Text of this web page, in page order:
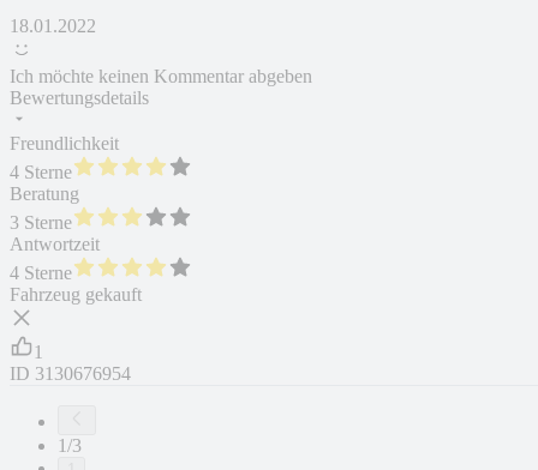
18.01.2022
Ich möchte keinen Kommentar abgeben
Bewertungsdetails
Freundlichkeit
4 Sterne
Beratung
3 Sterne
Antwortzeit
4 Sterne
Fahrzeug gekauft
1
ID 3130676954
1/3